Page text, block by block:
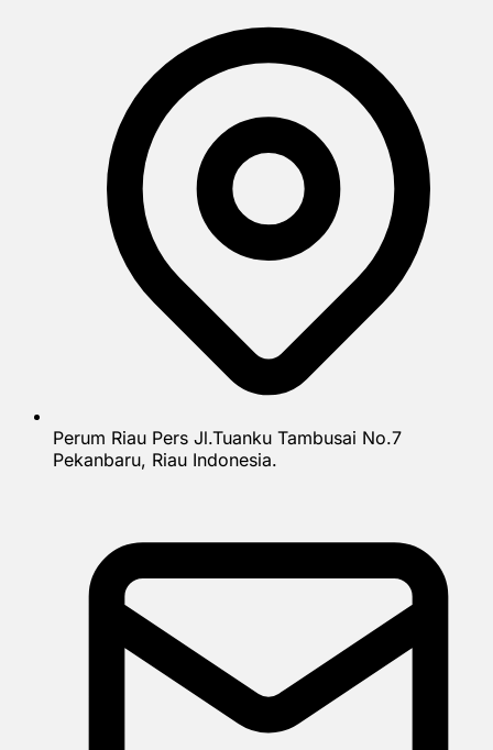
Perum Riau Pers Jl.Tuanku Tambusai No.7
Pekanbaru, Riau Indonesia.